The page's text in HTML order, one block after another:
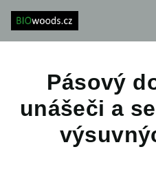
obsah
Pásový
unášeči a